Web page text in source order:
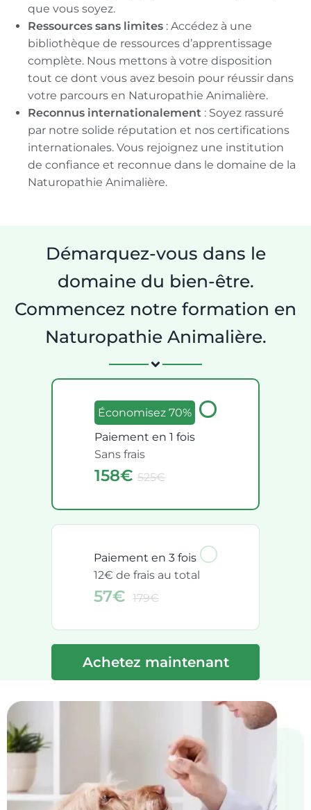
que vous soyez.
Ressources sans limites : Accédez à une
bibliothèque de ressources d’apprentissage
complète. Nous mettons à votre disposition
tout ce dont vous avez besoin pour réussir dans
votre parcours en Naturopathie Animalière.
Reconnus internationalement : Soyez rassuré
par notre solide réputation et nos certifications
internationales. Vous rejoignez une institution
de confiance et reconnue dans le domaine de la
Naturopathie Animalière.
Démarquez-vous dans le
domaine du bien-être.
Commencez notre formation en
Naturopathie Animalière.
Économisez 70%
Paiement en 1 fois
Sans frais
158€ 525€
Paiement en 3 fois
12€ de frais au total
57€ 179€
Achetez maintenant